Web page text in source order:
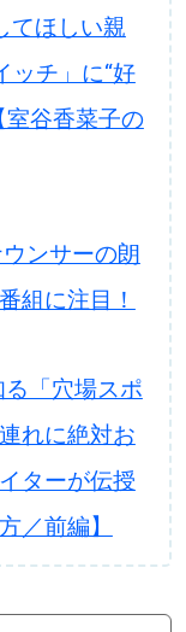
てほしい親
ッチ」に“好
室谷香菜子の
ンサーの朗
組に注目！
る「穴場スポ
れに絶対お
ターが伝授
／前編】